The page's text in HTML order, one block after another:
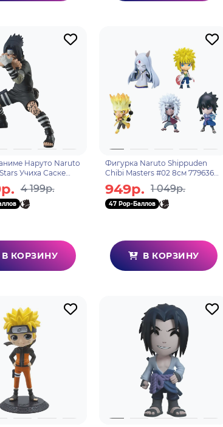
Наруто Naruto
Учиха Саске
4 199р.
В КОРЗИНУ
Фигурка Naruto Shippuden
Chibi Masters #02 8см 779636
949р. 1 049р.
47 Pop-Баллов
В КОРЗИНУ